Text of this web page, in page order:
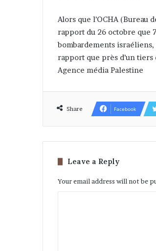
Alors que l’OCHA (Bureau
rapport du 26 octobre que
bombardements
rapport que près d’un tiers
Agence média Palestine
Share Facebook
Leave a Reply
Your email address will not be